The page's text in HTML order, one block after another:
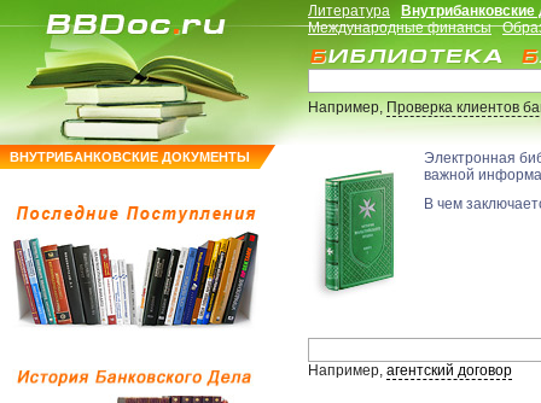
ВНУТРИБАНКОВСКИЕ ДОКУМЕНТЫ
Литература
Международные финансы
Например,Проверка клиентов
Электронная
важной
В чем
Например, агентский договор